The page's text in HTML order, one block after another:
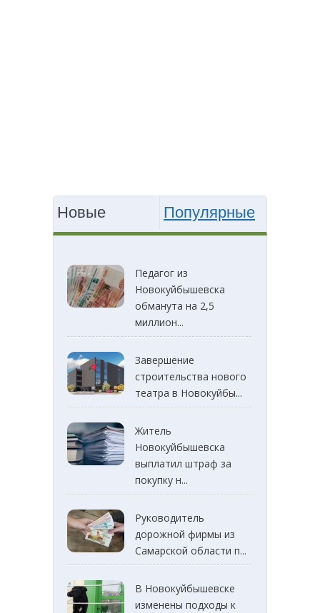
Новые Популярные
Педагог из
Новокуйбышевска
обманута на 2,5
миллион...
Завершение
строительства нового
театра в Новокуйбы...
Житель
Новокуйбышевска
выплатил штраф за
покупку н...
Руководитель
дорожной фирмы из
Самарской области п...
В Новокуйбышевске
изменены подходы к